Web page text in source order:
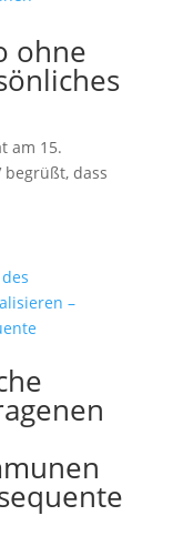
ohne
am 15.
begrüßt, dass